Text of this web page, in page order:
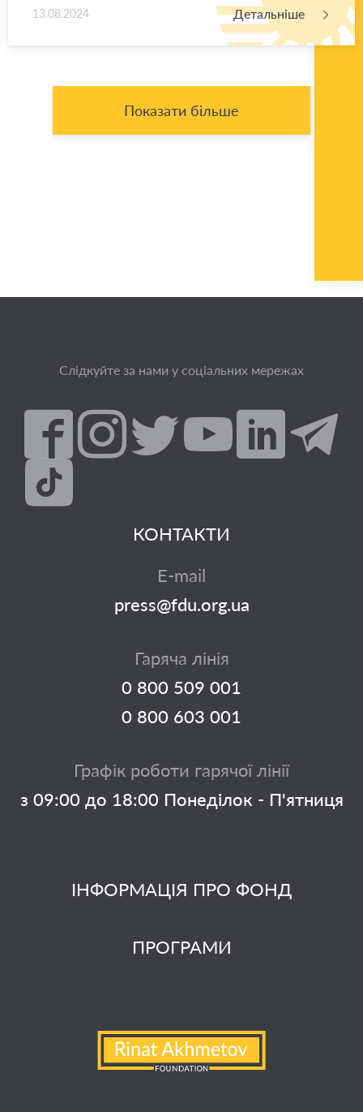
13.08.2024 Детальніше
Показати більше
Слідкуйте за нами у соціальних мережах
ІНФОРМАЦІЯ ПРО ФОНД
ПРОГРАМИ
КОНТАКТИ
E-mail
press@fdu.org.ua
Гаряча лінія
0 800 509 001
0 800 603 001
Графік роботи гарячої лінії
з 09:00 до 18:00 Понеділок - П'ятниця